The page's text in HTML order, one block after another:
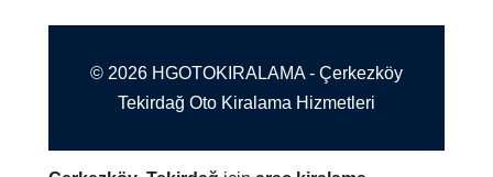
© 2026 HGOTOKIRALAMA - Çerkezköy
Tekirdağ Oto Kiralama Hizmetleri